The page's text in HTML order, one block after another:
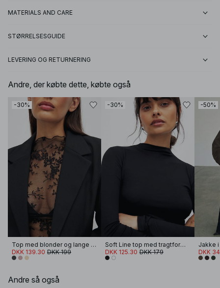
MATERIALS AND CARE
STØRRELSESGUIDE
LEVERING OG RETURNERING
Andre, der købte dette, købte også
-30%
Top med blonder og lange ærmer
DKK 139.30 DKK 199
-30%
Soft Line top med tragtformet hals og lange ærmer
DKK 125.30 DKK 179
-50%
DKK
Andre så også